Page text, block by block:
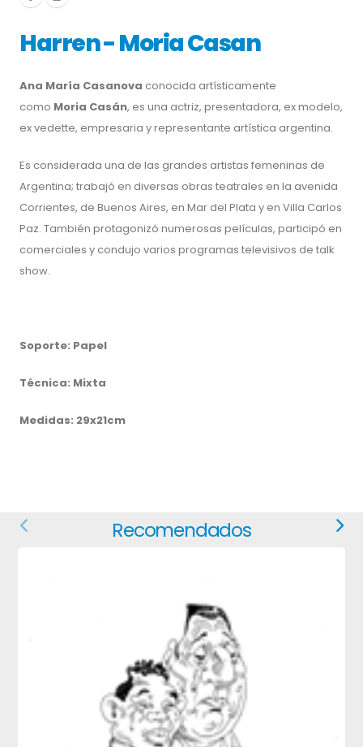
Harren - Moria Casan
Ana María Casanova conocida artísticamente
como Moria Casán, es una actriz, presentadora, ex modelo,
ex vedette, empresaria y representante artística argentina.
Es considerada una de las grandes artistas femeninas de
Argentina; trabajó en diversas obras teatrales en la avenida
Corrientes, de Buenos Aires, en Mar del Plata y en Villa Carlos
Paz. También protagonizó numerosas películas, participó en
comerciales y condujo varios programas televisivos de talk
show.
Soporte: Papel
Técnica: Mixta
Medidas: 29x21cm
Recomendados